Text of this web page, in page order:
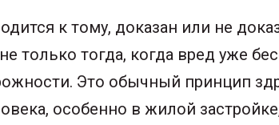
к тому, доказан или не
только тогда, когда вред уже
Это обычный принцип
особенно в жилой